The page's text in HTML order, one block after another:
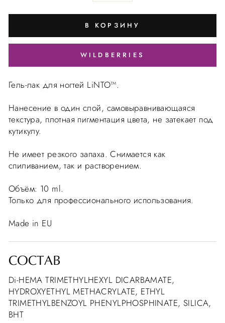
В КОРЗИНУ
WILDBERRIES
Гель-лак для ногтей LiNTO™.
Нанесение в один слой, самовыравнивающаяся
текстура, плотная пигментация цвета, не затекает под
кутикулу.
Не имеет резкого запаха. Снимается как
спиливанием, так и растворением.
Объём: 10 ml.
Только для профессионального использования.
Made in EU
СОСТАВ
Di-HEMA TRIMETHYLHEXYL DICARBAMATE,
HYDROXYETHYL METHACRYLATE, ETHYL
TRIMETHYLBENZOYL PHENYLPHOSPHINATE, SILICA,
BHT